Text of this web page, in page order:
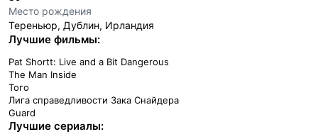
Место рождения
Тереньюр, Дублин, Ирландия
Лучшие фильмы:
Pat Shortt: Live and a Bit Dangerous
The Man Inside
Того
Лига справедливости Зака Снайдера
Guard
Лучшие сериалы: